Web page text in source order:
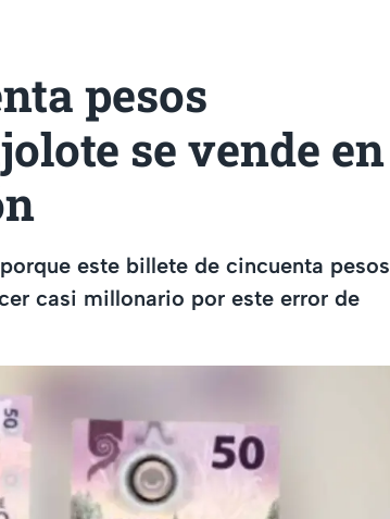
pesos
se vende en
este billete de cincuenta pesos
casi millonario por este error de